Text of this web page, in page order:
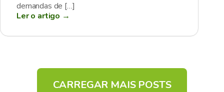
demandas de […]
Ler o artigo →
CARREGAR MAIS POSTS